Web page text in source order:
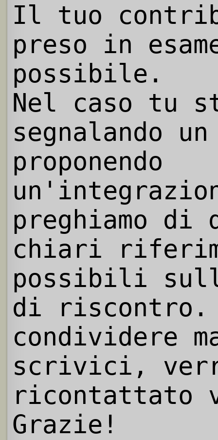
Il tuo
preso in
possibile.
Nel caso tu
segnalando
proponendo
preghiamo
chiari
possibili
di riscontro.
condividere
scrivici,
ricontattato
Grazie!